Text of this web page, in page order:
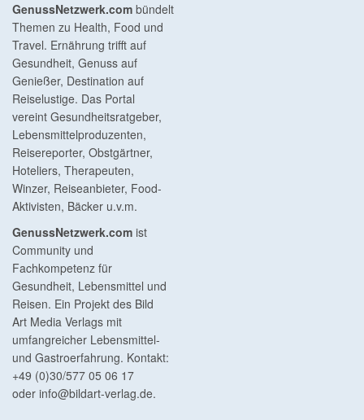
GenussNetzwerk.com bündelt
Themen zu Health, Food und
Travel. Ernährung trifft auf
Gesundheit, Genuss auf
Genießer, Destination auf
Reiselustige. Das Portal
vereint Gesundheitsratgeber,
Lebensmittelproduzenten,
Reisereporter, Obstgärtner,
Hoteliers, Therapeuten,
Winzer, Reiseanbieter, Food-
Aktivisten, Bäcker u.v.m.
GenussNetzwerk.com ist
Community und
Fachkompetenz für
Gesundheit, Lebensmittel und
Reisen. Ein Projekt des Bild
Art Media Verlags mit
umfangreicher Lebensmittel-
und Gastroerfahrung. Kontakt:
+49 (0)30/577 05 06 17
oder info@bildart-verlag.de.